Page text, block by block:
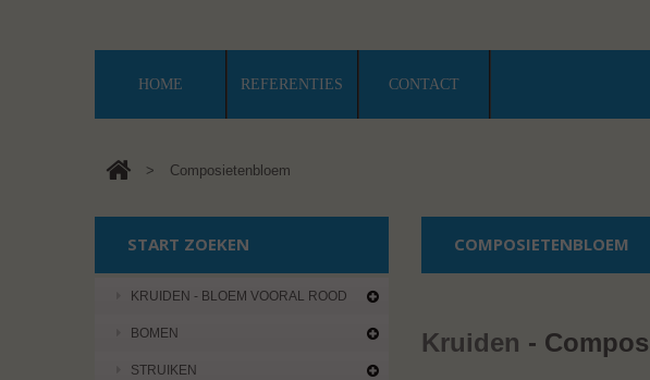
HOME REFERENTIES CONTACT
> Composietenbloem
COMPOSIETENBLOEM
Kruiden -
START ZOEKEN
KRUIDEN - BLOEM VOORAL ROOD
BOMEN
STRUIKEN